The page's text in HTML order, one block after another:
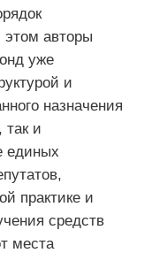
этом авторы
уже
и
назначения
так и
единых
практике и
средств
места